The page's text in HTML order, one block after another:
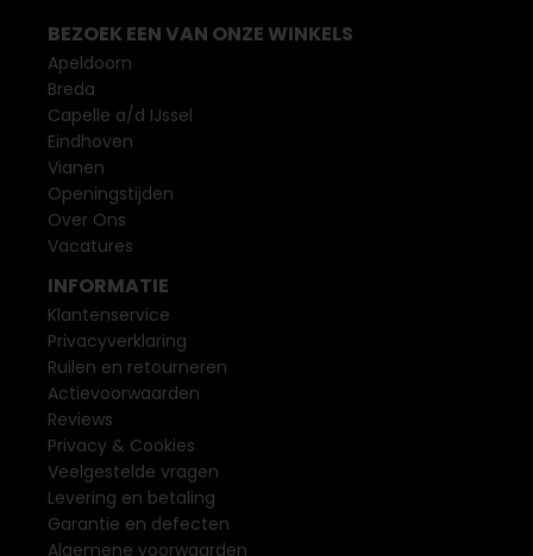
BEZOEK EEN VAN ONZE WINKELS
Apeldoorn
Breda
Capelle a/d IJssel
Eindhoven
Vianen
Openingstijden
Over Ons
Vacatures
INFORMATIE
Klantenservice
Privacyverklaring
Ruilen en retourneren
Actievoorwaarden
Reviews
Privacy & Cookies
Veelgestelde vragen
Levering en betaling
Garantie en defecten
Algemene voorwaarden